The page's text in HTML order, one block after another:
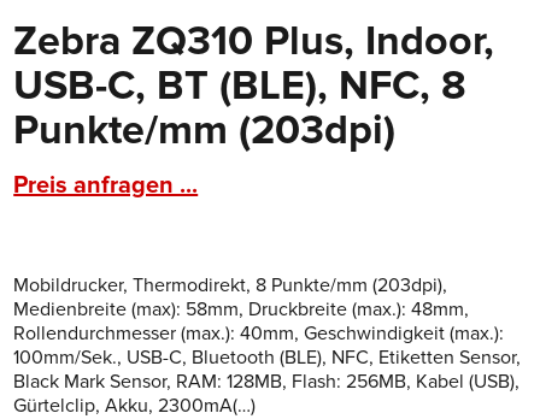
Zebra ZQ310 Plus, Indoor,
USB-C, BT (BLE), NFC, 8
Punkte/mm (203dpi)
Preis anfragen ...
Mobildrucker, Thermodirekt, 8 Punkte/mm (203dpi),
Medienbreite (max): 58mm, Druckbreite (max.): 48mm,
Rollendurchmesser (max.): 40mm, Geschwindigkeit (max.):
100mm/Sek., USB-C, Bluetooth (BLE), NFC, Etiketten Sensor,
Black Mark Sensor, RAM: 128MB, Flash: 256MB, Kabel (USB),
Gürtelclip, Akku, 2300mA(…)